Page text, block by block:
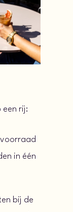
een rij:
voorraad
in één
bij de